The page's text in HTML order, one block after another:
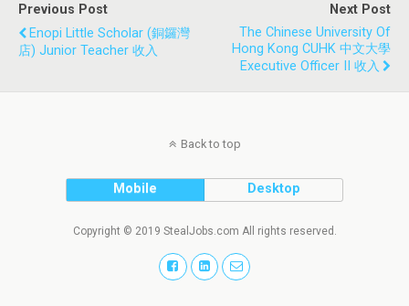
Previous Post
Enopi Little Scholar (銅鑼灣
店) Junior Teacher 收入
Next Post
The Chinese University Of
Hong Kong CUHK 中文大學
Executive Officer II 收入
Back to top
Mobile Desktop
Copyright © 2019 StealJobs.com All rights reserved.